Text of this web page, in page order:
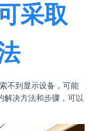
采取
不到显示设备，可能
解决方法和步骤，可以